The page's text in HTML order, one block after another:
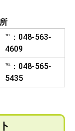
℡：048-563-
4609
℡：048-565-
5435